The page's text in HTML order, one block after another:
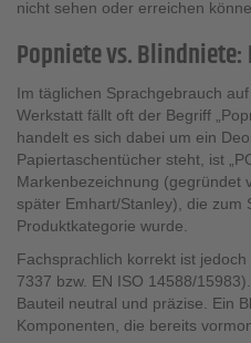
nicht sehen oder erreichen
Popniete vs.
Im täglichen Sprachgebrauch
Werkstatt fällt oft der Begriff
handelt es sich dabei um ein
Papiertaschentücher steht, ist
Markenbezeichnung (gegründet
später Emhart/Stanley), die zum
Produktkategorie wurde.
Fachsprachlich korrekt ist
7337 bzw. EN ISO 14588/
Bauteil neutral und präzise. Ein
Komponenten, die bereits